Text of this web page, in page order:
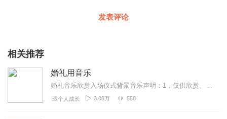
发表评论
相关推荐
婚礼用音乐
婚礼音乐欣赏入场仪式背景音乐声明：1，仅供欣赏、娱乐或怀念之用，不作为商业用途2，不接受打赏3，如有侵权请即告知删除。
个人成长 3.08万 558